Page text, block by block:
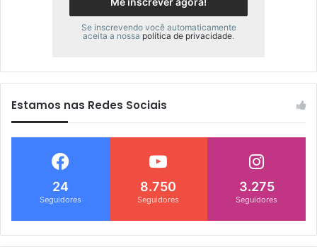
Se inscrevendo você automaticamente
aceita a nossa política de privacidade.
Estamos nas Redes Sociais
24
Seguidores
8.750
Seguidores
3.275
Seguidores